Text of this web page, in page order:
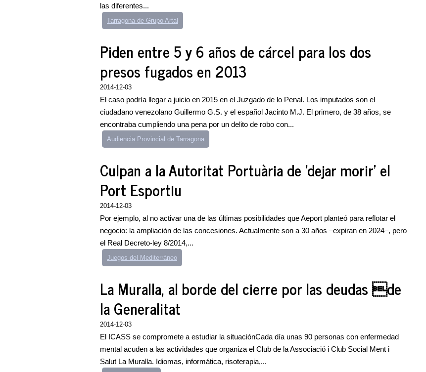
las diferentes...
Tarragona de Grupo Artal
Piden entre 5 y 6 años de cárcel para los dos
presos fugados en 2013
2014-12-03
El caso podría llegar a juicio en 2015 en el Juzgado de lo Penal. Los imputados son el
ciudadano venezolano Guillermo G.S. y el español Jacinto M.J. El primero, de 38 años, se
encontraba cumpliendo una pena por un delito de robo con...
Audiencia Provincial de Tarragona
Culpan a la Autoritat Portuària de 'dejar morir' el
Port Esportiu
2014-12-03
Por ejemplo, al no activar una de las últimas posibilidades que Aeport planteó para reflotar el
negocio: la ampliación de las concesiones. Actualmente son a 30 años –expiran en 2024–, pero
el Real Decreto-ley 8/2014,...
Juegos del Mediterráneo
La Muralla, al borde del cierre por las deudas de
la Generalitat
2014-12-03
El ICASS se compromete a estudiar la situaciónCada día unas 90 personas con enfermedad
mental acuden a las actividades que organiza el Club de la Associació i Club Social Ment i
Salut La Muralla. Idiomas, informática, risoterapia,...